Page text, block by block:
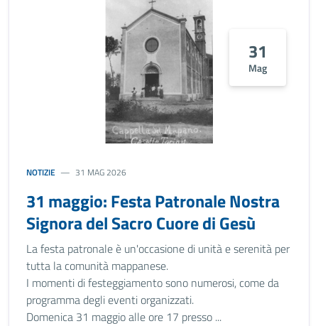
31
Mag
NOTIZIE 31 MAG 2026
31 maggio: Festa Patronale Nostra
Signora del Sacro Cuore di Gesù
La festa patronale è un'occasione di unità e serenità per
tutta la comunità mappanese.
I momenti di festeggiamento sono numerosi, come da
programma degli eventi organizzati.
Domenica 31 maggio alle ore 17 presso ...